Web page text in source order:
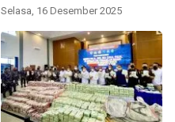
Selasa, 16 Desember 2025